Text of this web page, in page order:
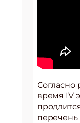
Согласно
время IV
перечень